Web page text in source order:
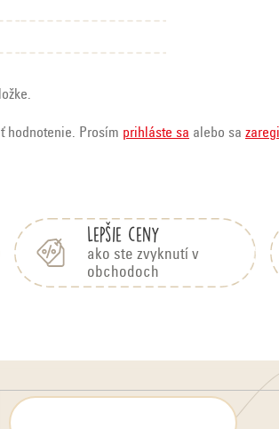
hodnotenie. Prosím prihláste sa alebo sa
Lepšie ceny
ako ste zvyknutí v
obchodoch